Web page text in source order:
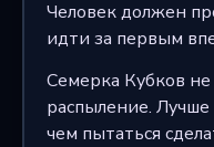
Человек должен
идти за первым
Семерка Кубков
распыление.
чем пытаться